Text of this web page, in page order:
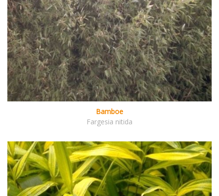
Bamboe
Fargesia nitida